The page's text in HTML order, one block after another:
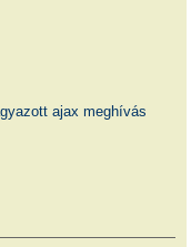
ajax meghívás